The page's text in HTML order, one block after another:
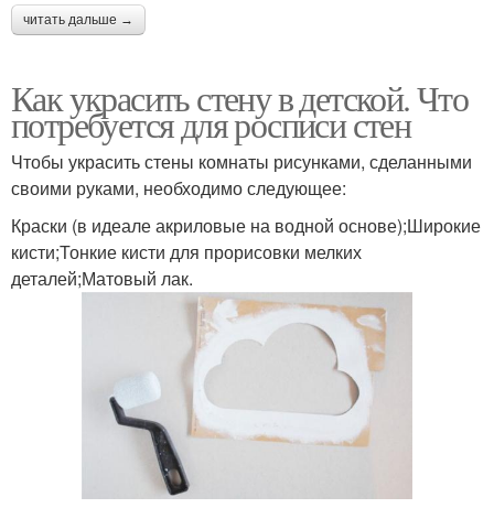
читать дальше →
Как украсить стену в детской. Что
потребуется для росписи стен
Чтобы украсить стены комнаты рисунками, сделанными
своими руками, необходимо следующее:
Краски (в идеале акриловые на водной основе);Широкие
кисти;Тонкие кисти для прорисовки мелких
деталей;Матовый лак.